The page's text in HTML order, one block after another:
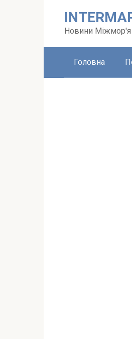
Новини Міжмор'я
Головна